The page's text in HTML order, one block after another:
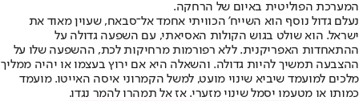
המערכת הפוליטית באיום של הרחקה.
נעלם גדול נוסף הוא השייח' הכוויתי אחמד אל־סבאח, שעוין מאוד את
ישראל. הוא שולט בגוש הקולות האסיאתי, עם השפעה גדולה על
ההתאחדות האפריקנית. ללא רפורמות מרחיקות לכת, ההשפעה שלו על
ההצבעה תמשיך להיות גדולה. והשאלה היא אם ירוץ בעצמו או יהיה ממליך
מלכים למועמד שיביא שינוי מועט, למשל הקמרוני איסה האייטו. מועמד
כמותו או מטעמו יסמל שינוי מזערי. אז אל תמהרו להמר נגדו.